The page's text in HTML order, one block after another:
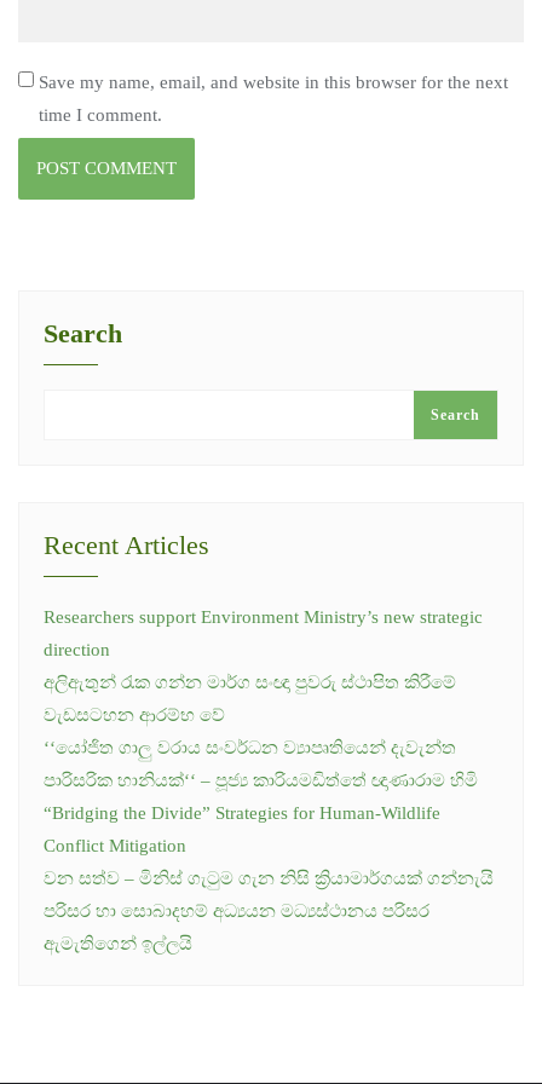
Save my name, email, and website in this browser for the next
time I comment.
Search
Search
Recent Articles
Researchers support Environment Ministry’s new strategic
direction
අලිඇතුන් රැක ගන්න මාර්ග සංඥා පුවරු ස්ථාපිත කිරීමේ
වැඩසටහන ආරම්භ වේ
‘‘යෝජිත ගාලු වරාය සංවර්ධන ව්‍යාපෘතියෙන් දැවැන්ත
පාරිසරික හානියක්‘‘ – පූජ්‍ය කාරියමඩිත්තේ ඥාණාරාම හිමි
“Bridging the Divide” Strategies for Human-Wildlife
Conflict Mitigation
වන සත්ව – මිනිස් ගැටුම ගැන නිසි ක්‍රියාමාර්ගයක් ගන්නැයි
පරිසර හා සොබාදහම් අධ්‍යයන මධ්‍යස්ථානය පරිසර
ඇමැතිගෙන් ඉල්ලයි